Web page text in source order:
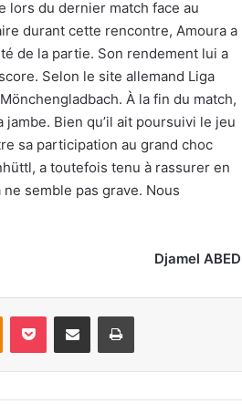
lors du dernier match face au
durant cette rencontre, Amoura a
de la partie. Son rendement lui a
Selon le site allemand Liga
À la fin du match,
Bien qu’il ait poursuivi le jeu
sa participation au grand choc
a toutefois tenu à rassurer en
semble pas grave. Nous
Djamel ABED
Odnoklassniki
Pocket Partager par email Imprimer